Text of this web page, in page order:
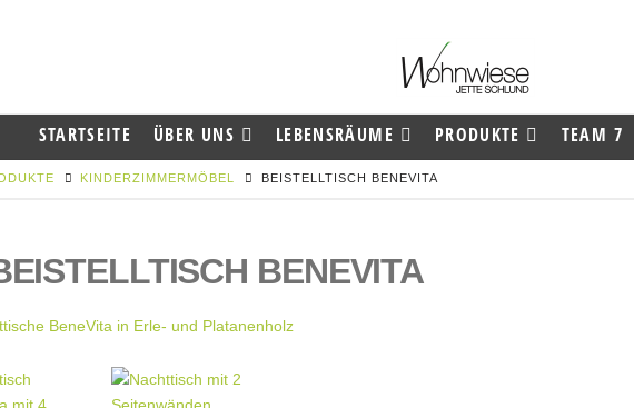
STARTSEITE ÜBER UNS LEBENSRÄUME PRODUKTE TEAM 7
KINDERZIMMERMÖBEL BEISTELLTISCH BENEVITA
BENEVITA